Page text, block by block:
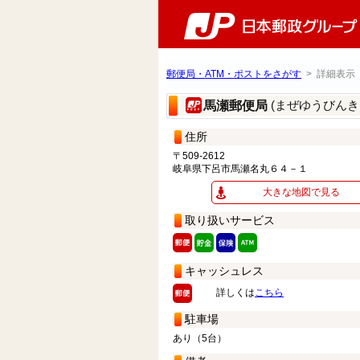
郵便局・ATM・ポストをさがす > 詳細表示
馬瀬郵便局 (まぜゆうびん
住所
〒509-2612
岐阜県下呂市馬瀬名丸６４－１
大きな地図で見る
取り扱いサービス
キャッシュレス
詳しくはこちら
駐車場
あり（5台）